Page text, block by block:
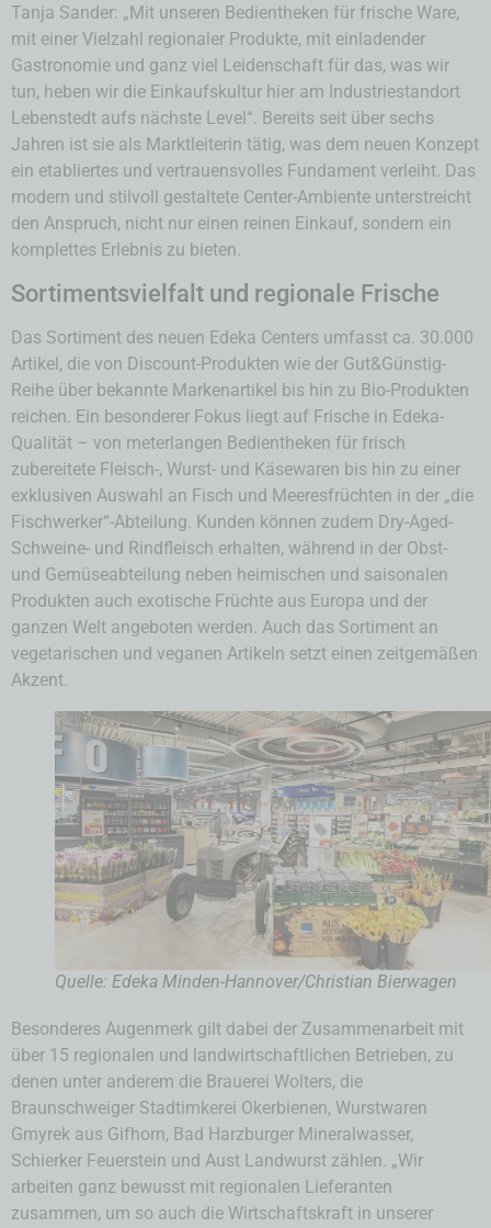
Tanja Sander: „Mit unseren Bedientheken für frische Ware,
mit einer Vielzahl regionaler Produkte, mit einladender
Gastronomie und ganz viel Leidenschaft für das, was wir
tun, heben wir die Einkaufskultur hier am Industriestandort
Lebenstedt aufs nächste Level“. Bereits seit über sechs
Jahren ist sie als Marktleiterin tätig, was dem neuen Konzept
ein etabliertes und vertrauensvolles Fundament verleiht. Das
modern und stilvoll gestaltete Center-Ambiente unterstreicht
den Anspruch, nicht nur einen reinen Einkauf, sondern ein
komplettes Erlebnis zu bieten.
Sortimentsvielfalt und regionale Frische
Das Sortiment des neuen Edeka Centers umfasst ca. 30.000
Artikel, die von Discount-Produkten wie der Gut&Günstig-
Reihe über bekannte Markenartikel bis hin zu Bio-Produkten
reichen. Ein besonderer Fokus liegt auf Frische in Edeka-
Qualität – von meterlangen Bedientheken für frisch
zubereitete Fleisch-, Wurst- und Käsewaren bis hin zu einer
exklusiven Auswahl an Fisch und Meeresfrüchten in der „die
Fischwerker“-Abteilung. Kunden können zudem Dry-Aged-
Schweine- und Rindfleisch erhalten, während in der Obst-
und Gemüseabteilung neben heimischen und saisonalen
Produkten auch exotische Früchte aus Europa und der
ganzen Welt angeboten werden. Auch das Sortiment an
vegetarischen und veganen Artikeln setzt einen zeitgemäßen
Akzent.
Quelle: Edeka Minden-Hannover/Christian Bierwagen
Besonderes Augenmerk gilt dabei der Zusammenarbeit mit
über 15 regionalen und landwirtschaftlichen Betrieben, zu
denen unter anderem die Brauerei Wolters, die
Braunschweiger Stadtimkerei Okerbienen, Wurstwaren
Gmyrek aus Gifhorn, Bad Harzburger Mineralwasser,
Schierker Feuerstein und Aust Landwurst zählen. „Wir
arbeiten ganz bewusst mit regionalen Lieferanten
zusammen, um so auch die Wirtschaftskraft in unserer